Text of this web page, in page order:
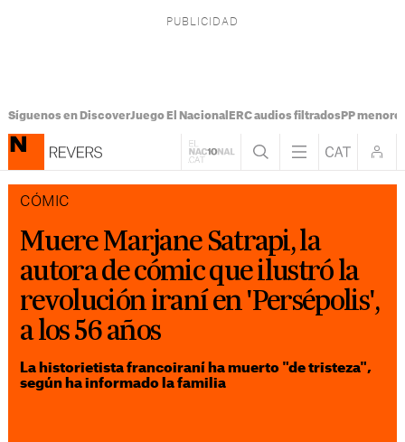
Síguenos en DiscoverJuego El Nacional ERC audios filtradosPP
CÓMIC
Muere Marjane Satrapi, la
autora de cómic que ilustró la
revolución iraní en 'Persépolis',
a los 56 años
La historietista francoiraní ha muerto "de tristeza",
según ha informado la familia